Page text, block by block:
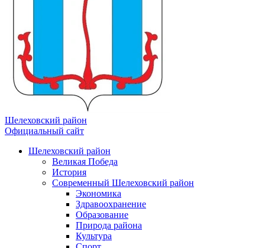
Шелеховский район
Официальный сайт
Шелеховский район
Великая Победа
История
Современный Шелеховский район
Экономика
Здравоохранение
Образование
Природа района
Культура